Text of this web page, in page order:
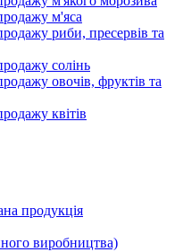
м'яса
риби, пресервів та
солінь
овочів, фруктів та
квітів
продукція
виробництва)